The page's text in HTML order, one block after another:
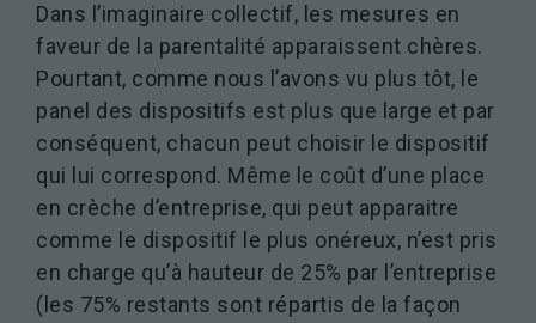
Dans l’imaginaire collectif, les mesures en
faveur de la parentalité apparaissent chères.
Pourtant, comme nous l’avons vu plus tôt, le
panel des dispositifs est plus que large et par
conséquent, chacun peut choisir le dispositif
qui lui correspond. Même le coût d’une place
en crèche d’entreprise, qui peut apparaitre
comme le dispositif le plus onéreux, n’est pris
en charge qu’à hauteur de 25% par l’entreprise
(les 75% restants sont répartis de la façon